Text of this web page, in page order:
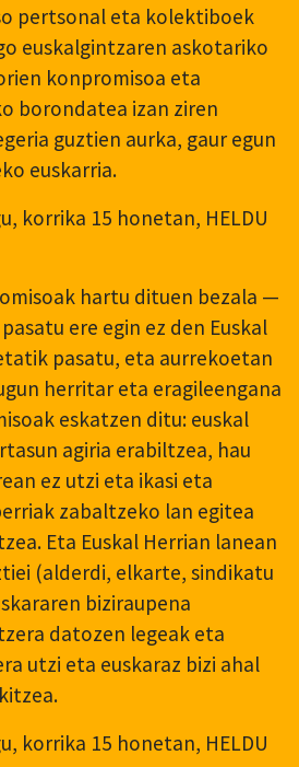
pertsonal eta kolektiboek
euskalgintzaren askotariko
konpromisoa eta
borondatea izan ziren
guztien aurka, gaur egun
euskarria.
korrika 15 honetan, HELDU
hartu dituen bezala —
ere egin ez den Euskal
pasatu, eta aurrekoetan
herritar eta eragileengana
eskatzen ditu: euskal
agiria erabiltzea, hau
ez utzi eta ikasi eta
zabaltzeko lan egitea
Eta Euskal Herrian lanean
(alderdi, elkarte, sindikatu
biziraupena
datozen legeak eta
utzi eta euskaraz bizi ahal
korrika 15 honetan, HELDU